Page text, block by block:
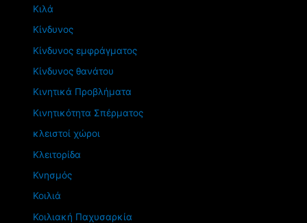
Κιλά
Κίνδυνος
Κίνδυνος εμφράγματος
Κίνδυνος θανάτου
Κινητικά Προβλήματα
Κινητικότητα Σπέρματος
κλειστοί χώροι
Κλειτορίδα
Κνησμός
Κοιλιά
Κοιλιακή Παχυσαρκία